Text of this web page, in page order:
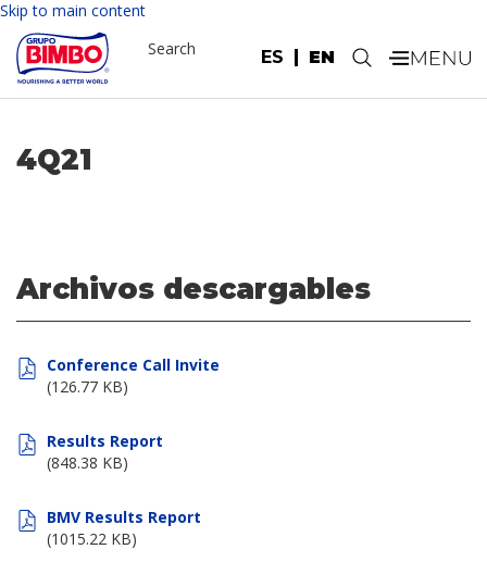
Skip to main content
ES EN
Search .
4Q21
Archivos descargables
Conference Call Invite
(126.77 KB)
Results Report
(848.38 KB)
BMV Results Report
(1015.22 KB)